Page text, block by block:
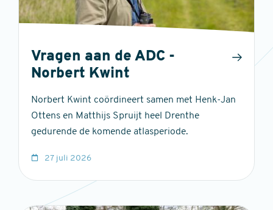
Vragen aan de ADC -
Norbert Kwint
Norbert Kwint coördineert samen met Henk-Jan
Ottens en Matthijs Spruijt heel Drenthe
gedurende de komende atlasperiode.
27 juli 2026